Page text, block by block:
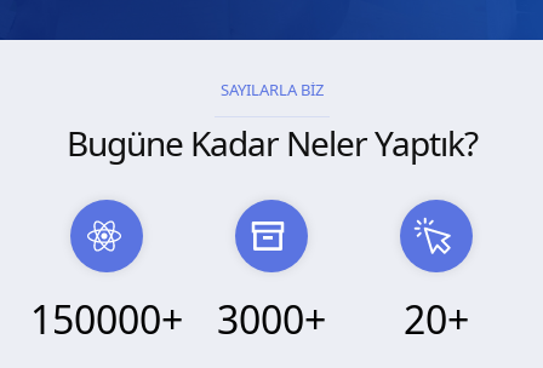
SAYILARLA BİZ
Bugüne Kadar Neler Yaptık?
150000+ 3000+ 20+